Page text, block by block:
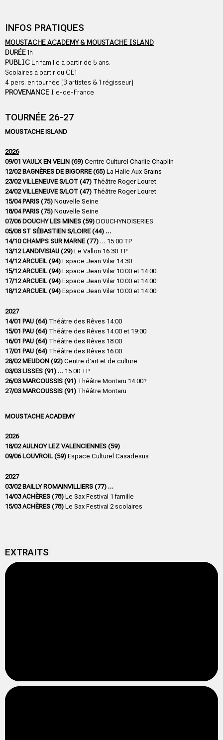
INFOS PRATIQUES
MOUSTACHE ACADEMY & MOUSTACHE ISLAND
DURÉE1h
PUBLIC En famille à partir de 5 ans.
Scolaires à partir du CE1
4 pers. en tournée (3 artistes & 1 régisseur)
PROVENANCE Ile-de-France
TOURNÉE 26-27
MOUSTACHE ISLAND
2026
09/01 VAULX EN VELIN (69) Centre Culturel Charlie Chaplin
12/02 BAGNÈRES DE BIGORRE (65) La Halle Aux Grains
23/02 VILLENEUVE S/LOT (47) Théâtre Roger Louret
24/02 VILLENEUVE S/LOT (47) Théâtre Roger Louret
15/04 PARIS (75) Nouvelle Seine
18/04 PARIS (75) Nouvelle Seine
07/06 DOUCHY LES MINES (59) DOUCHYNOISERIES
05/08 ST SÉBASTIEN S/LOIRE (44) …
14/10 CHAMPS SUR MARNE (77) … 15:00 TP
13/12 LANDIVISIAU (29) Le Vallon 16:30 TP
14/12 ARCUEIL (94) Espace Jean Vilar 14:30
15/12 ARCUEIL (94) Espace Jean Vilar 10:00 et 14:00
17/12 ARCUEIL (94) Espace Jean Vilar 10:00 et 14:00
18/12 ARCUEIL (94) Espace Jean Vilar 10:00 et 14:00
2027
14/01 PAU (64) Théâtre des Rêves 14:00
15/01 PAU (64) Théâtre des Rêves 14:00 et 19:00
16/01 PAU (64) Théâtre des Rêves 18:00
17/01 PAU (64) Théâtre des Rêves 16:00
28/02 MEUDON (92) Centre d’art et de culture
03/03 LISSES (91) … 15:00 TP
26/03 MARCOUSSIS (91) Théâtre Montaru 14:00?
27/03 MARCOUSSIS (91) Théâtre Montaru
MOUSTACHE ACADEMY
2026
18/02 AULNOY LEZ VALENCIENNES (59)
09/06 LOUVROIL (59) Espace Culturel Casadesus
2027
03/02 BAILLY ROMAINVILLIERS (77) …
14/03 ACHÈRES (78) Le Sax Festival 1 famille
15/03 ACHÈRES (78) Le Sax Festival 2 scolaires
EXTRAITS